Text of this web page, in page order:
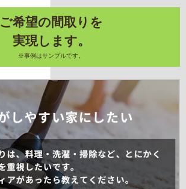
ご希望の間取りを
実現します。
※事例はサンプルです。